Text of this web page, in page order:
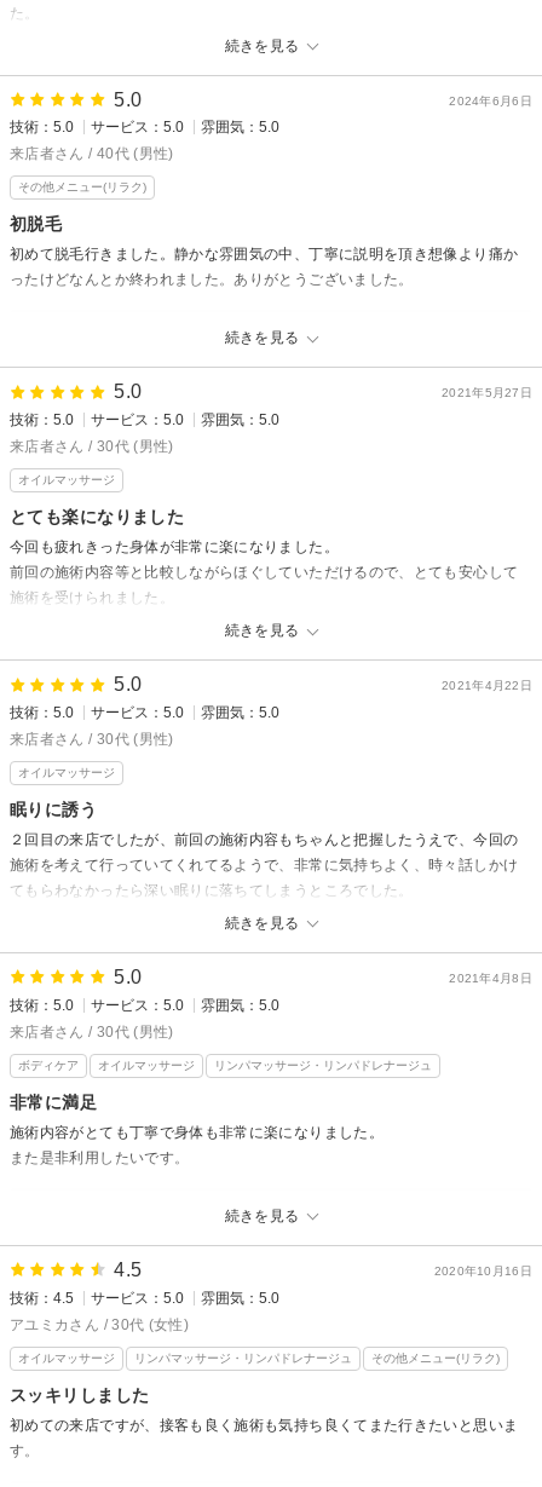
続きを見る
た。
力強いハンドマッサージで身体の血の巡りが良くなり、繊細なフェイスマッ
ストンと眠りに落ちてしまいました(≧∀≦)
次の朝起きた時も身体が軽くて、心身共にすっかり癒されました！
又お邪魔させて頂きます(^^)
急な時間変更にも快く対応して頂き、ありがとうございました！
2024年6月6日
5.0
技術：5.0 サービス：5.0
雰囲気：5.0
来店者さん / 40代 (男性)
その他メニュー(リラク)
初脱毛
続きを見る
初めて脱毛行きました。静かな雰囲気の中、丁寧に説明を頂き想像より痛か
ったけどなんとか終われました。ありがとうございました。
とうございました。
その後お肌はいかがですか？
保湿をしっかり続けることで、脱毛効果はより高まります。
次回もお待ちしております。
嬉しい口コミをありがとうございました。
2021年5月27日
5.0
技術：5.0 サービス：5.0
雰囲気：5.0
来店者さん / 30代 (男性)
オイルマッサージ
とても楽になりました
続きを見る
今回も疲れきった身体が非常に楽になりました。
前回の施術内容等と比較しながらほぐしていただけるので、とても安心して
施術を受けられました。
いつもありがとうございます。
とても嬉しい口コミをありがとうございます！
肩や腕など、いつもお疲れが出やすい箇所は、ご自宅でもストレッチ等が
また、これからの時季は特に梅雨特有のだるさも目立ち始めますので、い
つでもリフレッシュにいらしてください。
またのご来店を心よりお待ちしております！
2021年4月22日
5.0
技術：5.0 サービス：5.0
雰囲気：5.0
来店者さん / 30代 (男性)
オイルマッサージ
眠りに誘う
続きを見る
２回目の来店でしたが、前回の施術内容もちゃんと把握したうえで、今回の
施術を考えて行っていてくれてるようで、非常に気持ちよく、時々話しかけ
てもらわなかったら深い眠りに落ちてしまうところでした。
Belle Fleurからの返信
この度もありがとうございました！
リラックスをご実感・ご体感いただけた事とても嬉しく思います！
またお会いできます日を楽しみにしております。
2021年4月8日
5.0
技術：5.0 サービス：5.0
雰囲気：5.0
来店者さん / 30代 (男性)
ボディケア オイルマッサージ リンパマッサージ・リンパドレナージュ
非常に満足
続きを見る
施術内容がとても丁寧で身体も非常に楽になりました。
また是非利用したいです。
お身体が楽になったようで安心いたしました。
日々のお疲れが溜まる前にまた是非ご利用くださいね。
嬉しい口コミをありがとうございました。
2020年10月16日
4.5
技術：4.5 サービス：5.0
雰囲気：5.0
アユミカさん / 30代 (女性)
オイルマッサージ リンパマッサージ・リンパドレナージュ その他メニュー(リラク)
スッキリしました
初めての来店ですが、接客も良く施術も気持ち良くてまた行きたいと思いま
す。